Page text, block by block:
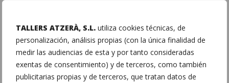
TALLERS ATZERÀ, S.L. utiliza cookies técnicas, de
personalización, análisis propias (con la única finalidad de
medir las audiencias de esta y por tanto consideradas
exentas de consentimiento) y de terceros, como también
publicitarias propias y de terceros, que tratan datos de